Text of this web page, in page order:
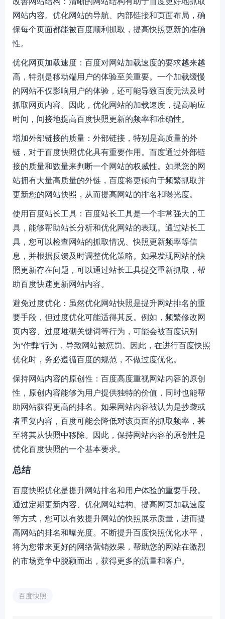
网站内容。优化网站的导航、内部链接和页面布局，确
保每个页面都能被百度顺利抓取，提高快照更新的准确
性。
优化网页加载速度：百度对网站加载速度的要求越来越
高，特别是移动端用户的体验至关重要。一个加载缓慢
的网站不仅影响用户的体验，还可能导致百度无法及时
抓取网页内容。因此，优化网站的加载速度，提高响应
时间，间接地提高百度快照更新的频率和准确性。
增加外部链接的质量：外部链接，特别是高质量的外
链，对于百度快照优化具有重要作用。百度通过外部链
接的质量和数量来判断一个网站的权威性。如果您的网
站拥有大量高质量的外链，百度将更倾向于频繁抓取并
更新您的网站快照，从而提高网站的排名和曝光度。
使用百度站长工具：百度站长工具是一个非常强大的工
具，能够帮助站长分析和优化网站的表现。通过站长工
具，您可以检查网站的抓取情况、快照更新频率等信
息，并根据反馈及时调整优化策略。如果发现网站的快
照更新存在问题，可以通过站长工具提交重新抓取，帮
助百度快速更新网站内容。
避免过度优化：虽然优化网站快照是提升网站排名的重
要手段，但过度优化可能适得其反。例如，频繁修改网
页内容、过度堆砌关键词等行为，可能会被百度识别
为“作弊”行为，导致网站被惩罚。因此，在进行百度快照
优化时，务必遵循百度的规范，不做过度优化。
保持网站内容的原创性：百度高度重视网站内容的原创
性，原创内容能够为用户提供独特的价值，同时也能帮
助网站获得更高的排名。如果网站内容被认为是抄袭或
者重复内容，百度可能会降低对该页面的抓取频率，甚
至将其从快照中移除。因此，保持网站内容的原创性是
优化百度快照的一个基本要求。
总结
百度快照优化是提升网站排名和用户体验的重要手段。
通过定期更新内容、优化网站结构、提高网页加载速度
等方式，您可以有效提升网站的快照展示质量，进而提
高网站的排名和曝光度。不断提升百度快照优化水平，
将为您带来更好的网络营销效果，帮助您的网站在激烈
的市场竞争中脱颖而出，获得更多的流量和客户。
百度快照